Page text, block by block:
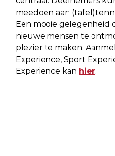
meedoen aan
Een mooie gelegenheid
nieuwe mensen te
plezier te maken.
Experience, Sport
Experience kan hier.